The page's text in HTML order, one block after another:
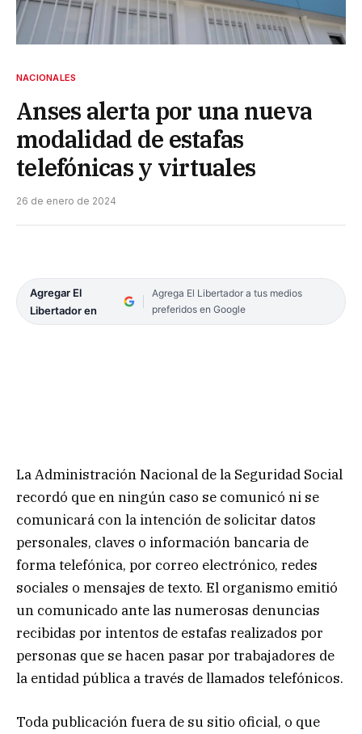
NACIONALES
Anses alerta por una nueva
modalidad de estafas
telefónicas y virtuales
26 de enero de 2024
Agregar El
Libertador en
Agrega El Libertador a tus medios
preferidos en Google
La Administración Nacional de la Seguridad Social
recordó que en ningún caso se comunicó ni se
comunicará con la intención de solicitar datos
personales, claves o información bancaria de
forma telefónica, por correo electrónico, redes
sociales o mensajes de texto. El organismo emitió
un comunicado ante las numerosas denuncias
recibidas por intentos de estafas realizados por
personas que se hacen pasar por trabajadores de
la entidad pública a través de llamados telefónicos.
Toda publicación fuera de su sitio oficial, o que